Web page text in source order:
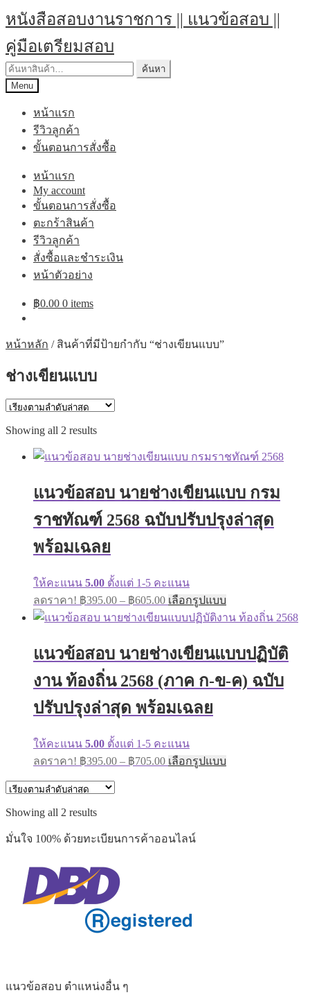
Skip
to
navigation
Skip
to
content
หนังสือสอบงานราชการ || แนวข้อสอบ ||
คู่มือเตรียมสอบ
ค้นหา:
ค้นหา
Menu
หน้าแรก
รีวิวลูกค้า
ขั้นตอนการสั่งซื้อ
หน้าแรก
My account
ขั้นตอนการสั่งซื้อ
ตะกร้าสินค้า
รีวิวลูกค้า
สั่งซื้อและชำระเงิน
หน้าตัวอย่าง
฿0.00 0 items
หน้าหลัก / สินค้าที่มีป้ายกำกับ “ช่างเขียนแบบ”
ช่างเขียนแบบ
Showing all 2 resultsSorted
latest
แนวข้อสอบ นายช่างเขียนแบบ กรม
ราชทัณฑ์ 2568 ฉบับปรับปรุงล่าสุด
พร้อมเฉลย
ให้คะแนน 5.00 ตั้งแต่ 1-5 คะแนน
ลดราคา! ฿395.00 – ฿605.00Price
range:
฿395.00
฿605.00
เลือกรูปแบบ
product
has
variants.
The
may
แนวข้อสอบ นายช่างเขียนแบบปฏิบัติ
งาน ท้องถิ่น 2568 (ภาค ก-ข-ค) ฉบับ
ปรับปรุงล่าสุด พร้อมเฉลย
ให้คะแนน 5.00 ตั้งแต่ 1-5 คะแนน
ลดราคา! ฿395.00 – ฿705.00Price
range:
เลือกรูปแบบ
product
Showing all 2 resultsSorted
latest
มั่นใจ 100% ด้วยทะเบียนการค้าออนไลน์
แนวข้อสอบ ตำแหน่งอื่น ๆ